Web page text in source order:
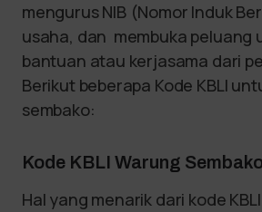
mengurus NIB (Nomor Induk
usaha, dan membuka peluang
bantuan atau kerjasama dari
Berikut beberapa Kode KBLI
sembako:
Kode KBLI Warung
Hal yang menarik dari kode